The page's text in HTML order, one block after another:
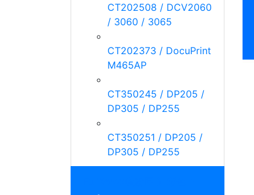
CT202508 / DCV2060
/ 3060 / 3065
CT202373 / DocuPrint
M465AP
CT350245 / DP205 /
DP305 / DP255
CT350251 / DP205 /
DP305 / DP255